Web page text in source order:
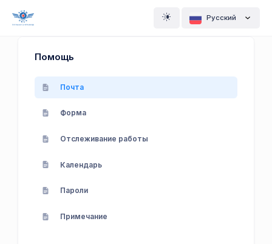
Pусский
Помощь
Почта
Форма
Отслеживание работы
Календарь
Пароли
Примечание